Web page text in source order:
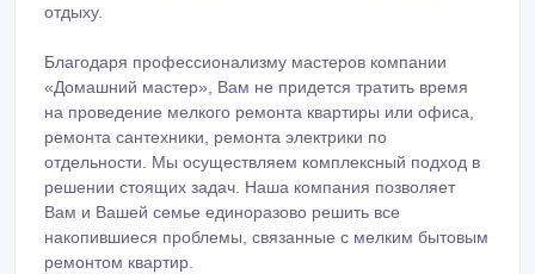
отдыху.
Благодаря профессионализму мастеров компании
«Домашний мастер», Вам не придется тратить время
на проведение мелкого ремонта квартиры или офиса,
ремонта сантехники, ремонта электрики по
отдельности. Мы осуществляем комплексный подход в
решении стоящих задач. Наша компания позволяет
Вам и Вашей семье единоразово решить все
накопившиеся проблемы, связанные с мелким бытовым
ремонтом квартир.